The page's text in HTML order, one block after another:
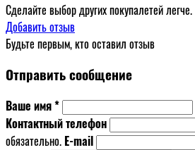
Сделайте выбор других покупалетей легче.
Добавить отзыв
Будьте первым, кто оставил отзыв
Отправить сообщение
Ваше имя *
Контактный телефон
обязательно. E-mail